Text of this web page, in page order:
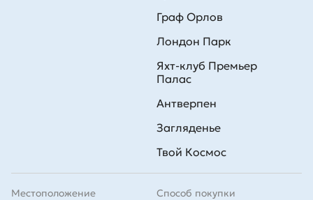
Способ покупки
Граф Орлов
Лондон Парк
Яхт-клуб Премьер
Палас
Антверпен
Загляденье
Твой Космос
Местоположение